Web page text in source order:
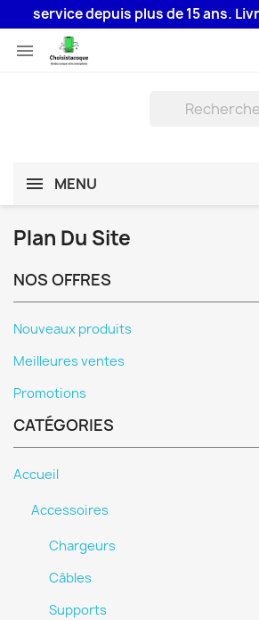
depuis plus de 15 ans. Livraison

MENU
Plan Du Site
NOS OFFRES
Nouveaux produits
Meilleures ventes
Promotions
CATÉGORIES
Accueil
Accessoires
Chargeurs
Câbles
Supports